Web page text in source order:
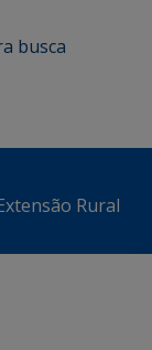
busca
Rural